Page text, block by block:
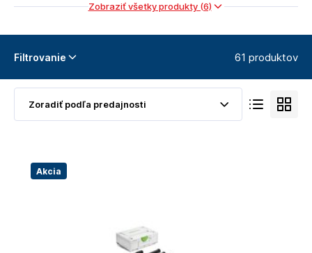
Zobraziť všetky produkty (6)
Filtrovanie 61 produktov
Akcia